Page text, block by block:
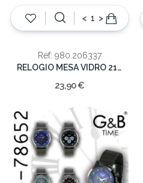
< >
Ref: 980.206337
RELOGIO MESA VIDRO 21x16x5.5
23,90 €